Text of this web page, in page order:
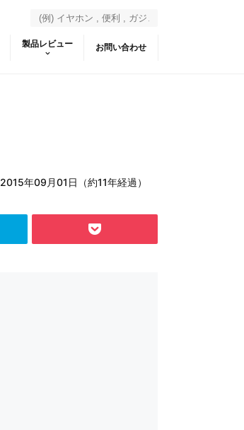
製品レビュー お問い合わせ
2015年09月01日（約11年経過）